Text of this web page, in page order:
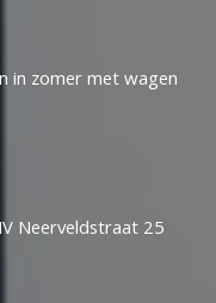
in zomer met wagen
Neerveldstraat 25